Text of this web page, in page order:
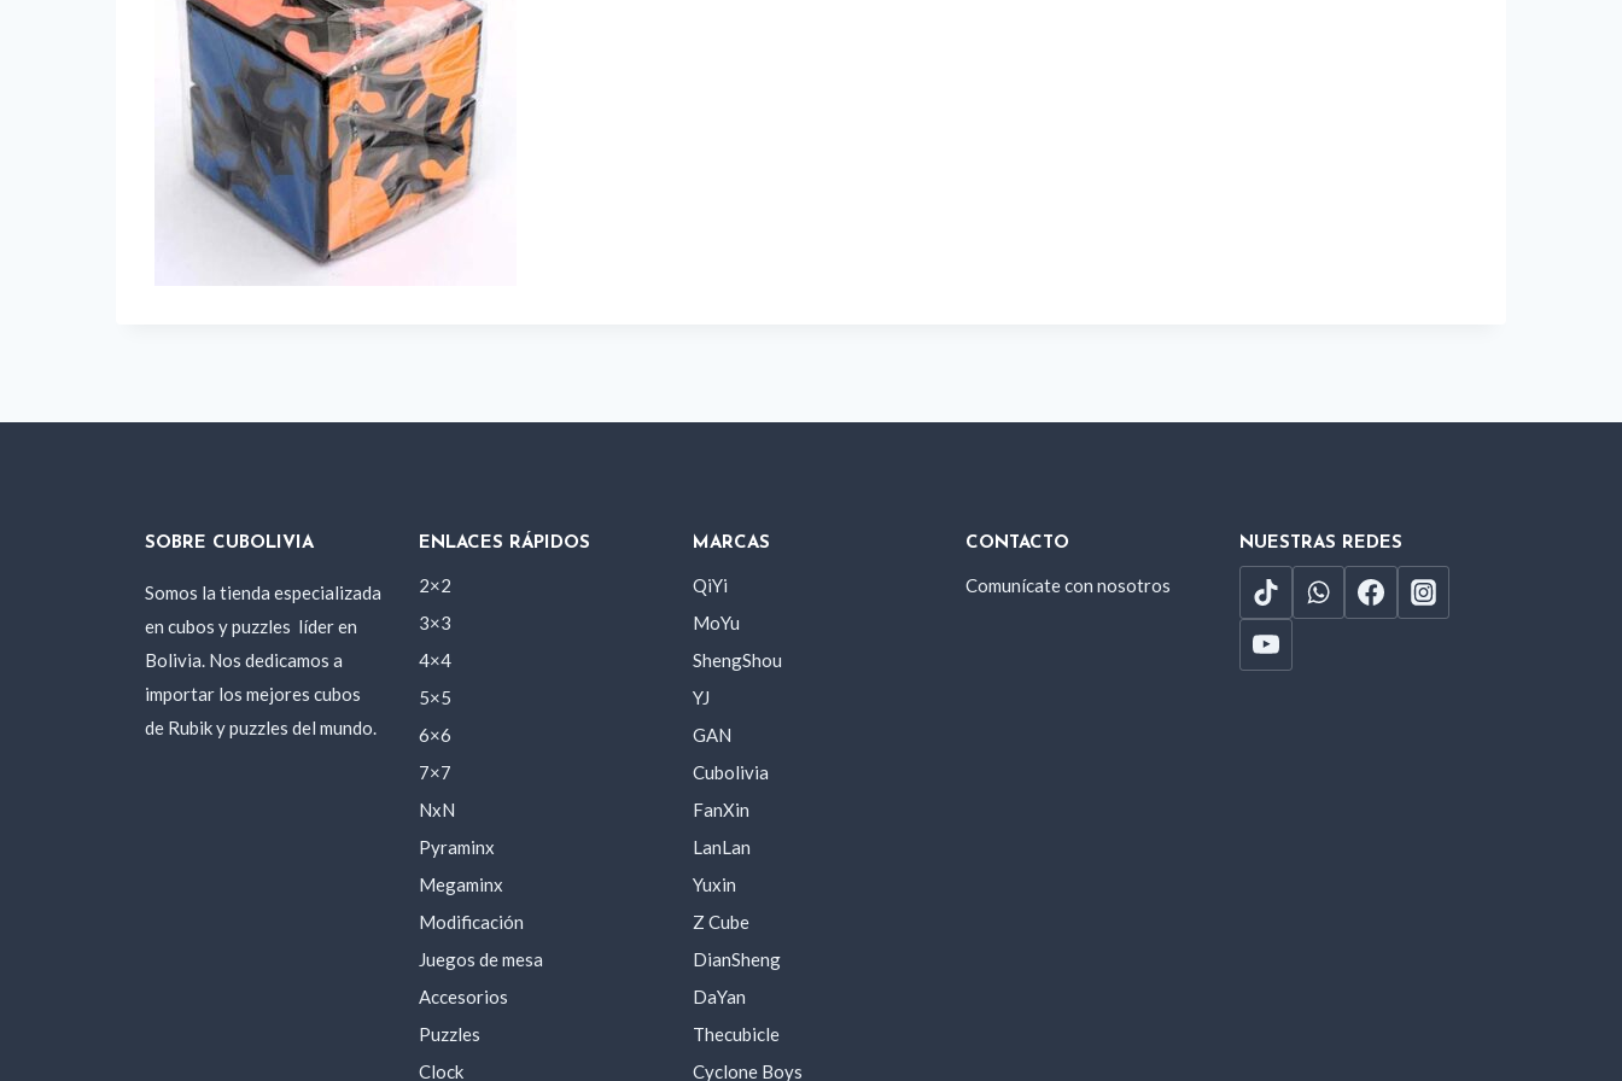
SOBRE CUBOLIVIA
Somos la tienda especializada
en cubos y puzzles líder en
Bolivia. Nos dedicamos a
importar los mejores cubos
de Rubik y puzzles del mundo.
ENLACES RÁPIDOS
2×2
3×3
4×4
5×5
6×6
7×7
NxN
Pyraminx
Megaminx
Modificación
Juegos de mesa
Accesorios
Puzzles
Clock
MARCAS
QiYi
MoYu
ShengShou
YJ
GAN
Cubolivia
FanXin
LanLan
Yuxin
Z Cube
DianSheng
DaYan
Thecubicle
Cyclone Boys
CONTACTO
Comunícate con nosotros
NUESTRAS REDES